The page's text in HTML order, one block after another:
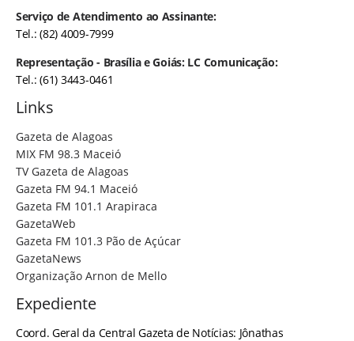
Serviço de Atendimento ao Assinante:
Tel.: (82) 4009-7999
Representação - Brasília e Goiás: LC Comunicação:
Tel.: (61) 3443-0461
Links
Gazeta de Alagoas
MIX FM 98.3 Maceió
TV Gazeta de Alagoas
Gazeta FM 94.1 Maceió
Gazeta FM 101.1 Arapiraca
GazetaWeb
Gazeta FM 101.3 Pão de Açúcar
GazetaNews
Organização Arnon de Mello
Expediente
Coord. Geral da Central Gazeta de Notícias: Jônathas